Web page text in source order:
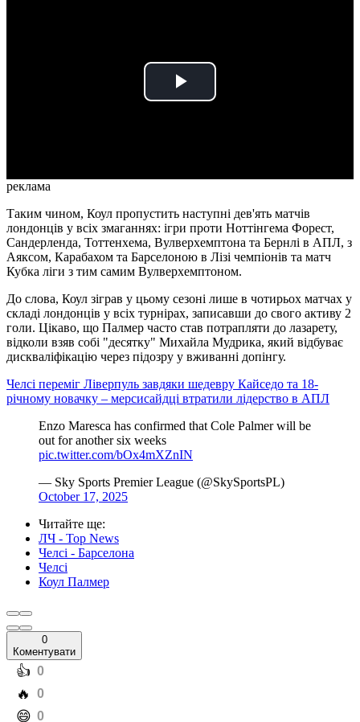
Play
реклама
Таким чином, Коул пропустить наступні дев'ять матчів
лондонців у всіх змаганнях: ігри проти Ноттінгема Форест,
Сандерленда, Тоттенхема, Вулверхемптона та Бернлі в АПЛ, з
Аяксом, Карабахом та Барселоною в Лізі чемпіонів та матч
Кубка ліги з тим самим Вулверхемптоном.
До слова, Коул зіграв у цьому сезоні лише в чотирьох матчах у
складі лондонців у всіх турнірах, записавши до свого активу 2
голи. Цікаво, що Палмер часто став потрапляти до лазарету,
відколи взяв собі "десятку" Михайла Мудрика, який відбуває
дискваліфікацію через підозру у вживанні допінгу.
Челсі переміг Ліверпуль завдяки шедевру Кайседо та 18-
річному новачку – мерсисайдці втратили лідерство в АПЛ
Enzo Maresca has confirmed that Cole Palmer will be
out for another six weeks
pic.twitter.com/bOx4mXZnIN
— Sky Sports Premier League (@SkySportsPL)
October 17, 2025
Читайте ще:
ЛЧ - Top News
Челсі - Барселона
Челсі
Коул Палмер
0
Коментувати
️👍 0
️🔥 0
️😄 0